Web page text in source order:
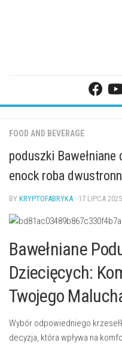
FOOD AND BEVERAGE
poduszki
enock roba
BY KRYPTOFABRYKA · 17 LIPCA 2025
Bawełniane
Dziecięcych:
Twojego
Wybór odpowiedniego
decyzja, która wpływa na